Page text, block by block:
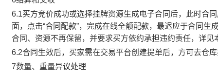
6.1买方竞价成功或选择挂牌资源生成电子合同后，此时合
面，点击“合同配款”，完成在线全额配款，最迟应于合同
合同、资源不再保留，并要求买方依约承担违约责任，详见
6.2合同生效后，买家需在交易平台创建提单后，方可去仓
7数量、重量异议处理